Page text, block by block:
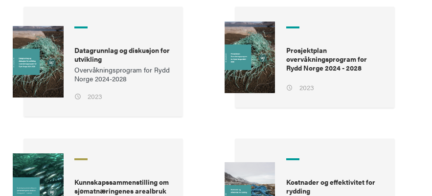
Datagrunnlag og diskusjon for
utvikling
Overvåkningsprogram for Rydd
Norge 2024-2028
2023
Prosjektplan
overvåkningsprogram for
Rydd Norge 2024 - 2028
2023
Kunnskapssammenstilling om
sjømatnæringenes arealbruk
Kostnader og effektivitet for
rydding